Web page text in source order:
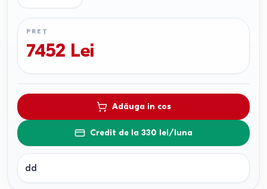
PREȚ
7452 Lei
Adăuga in cos
Credit de la 330 lei/luna
dd